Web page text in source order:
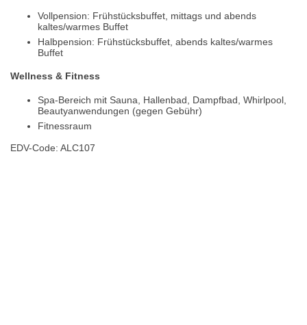
Vollpension: Frühstücksbuffet, mittags und abends
kaltes/warmes Buffet
Halbpension: Frühstücksbuffet, abends kaltes/warmes
Buffet
Wellness & Fitness
Spa-Bereich mit Sauna, Hallenbad, Dampfbad, Whirlpool,
Beautyanwendungen (gegen Gebühr)
Fitnessraum
EDV-Code: ALC107